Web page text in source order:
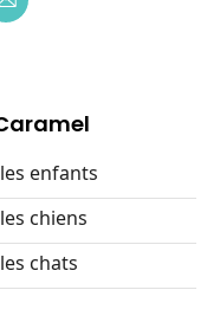
enfants
chiens
chats